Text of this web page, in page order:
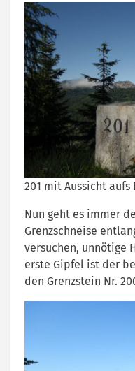
201 mit Aussicht
Nun geht es immer
Grenzschneise
versuchen, unnötige
erste Gipfel ist der
den Grenzstein Nr.